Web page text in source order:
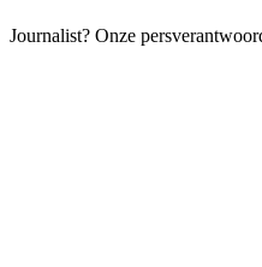
Journalist? Onze